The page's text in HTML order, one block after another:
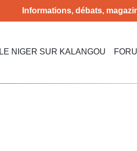
Informations, débats,
LE NIGER SUR KALANGOU